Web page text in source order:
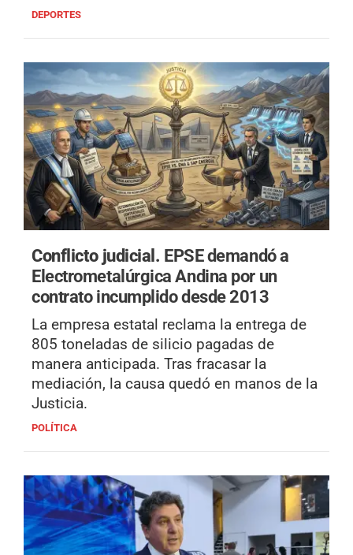
DEPORTES
Conflicto judicial. EPSE demandó a
Electrometalúrgica Andina por un
contrato incumplido desde 2013
La empresa estatal reclama la entrega de
805 toneladas de silicio pagadas de
manera anticipada. Tras fracasar la
mediación, la causa quedó en manos de la
Justicia.
POLÍTICA